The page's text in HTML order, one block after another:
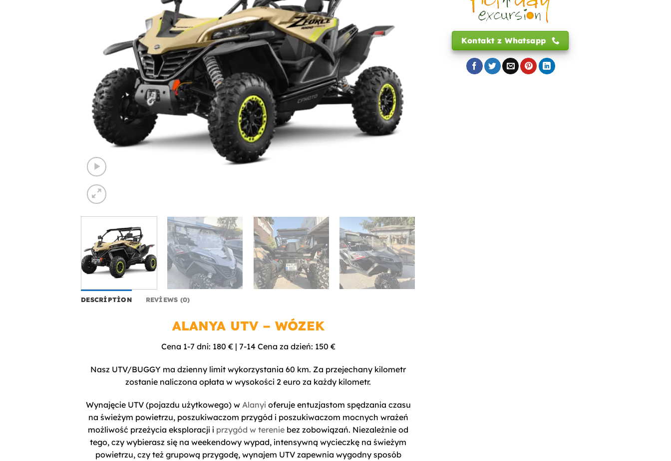
DESCRIPTION REVIEWS (0)
ALANYA UTV – WÓZEK
Cena 1-7 dni: 180 € | 7-14 Cena za dzień: 150 €
Nasz UTV/BUGGY ma dzienny limit wykorzystania 60 km. Za przejechany kilometr
zostanie naliczona opłata w wysokości 2 euro za każdy kilometr.
Wynajęcie UTV (pojazdu użytkowego) w Alanyi oferuje entuzjastom spędzania czasu
na świeżym powietrzu, poszukiwaczom przygód i poszukiwaczom mocnych wrażeń
możliwość przeżycia eksploracji i przygód w terenie bez zobowiązań. Niezależnie od
tego, czy wybierasz się na weekendowy wypad, intensywną wycieczkę na świeżym
powietrzu, czy też grupową przygodę, wynajem UTV zapewnia wygodny sposób
Kontakt z Whatsapp